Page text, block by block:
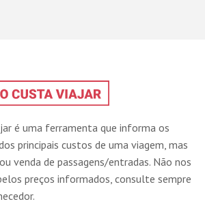
é uma ferramenta que informa os
principais custos de uma viagem, mas
venda de passagens/entradas. Não nos
preços informados, consulte sempre